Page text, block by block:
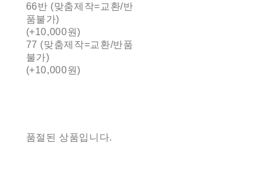
66반 (맞춤제작=교환/반
품불가)
(+10,000원)
77 (맞춤제작=교환/반품
불가)
(+10,000원)
품절된 상품입니다.